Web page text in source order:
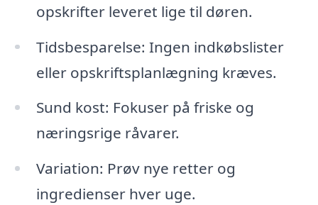
opskrifter leveret lige til døren.
Tidsbesparelse: Ingen indkøbslister
eller opskriftsplanlægning kræves.
Sund kost: Fokuser på friske og
næringsrige råvarer.
Variation: Prøv nye retter og
ingredienser hver uge.